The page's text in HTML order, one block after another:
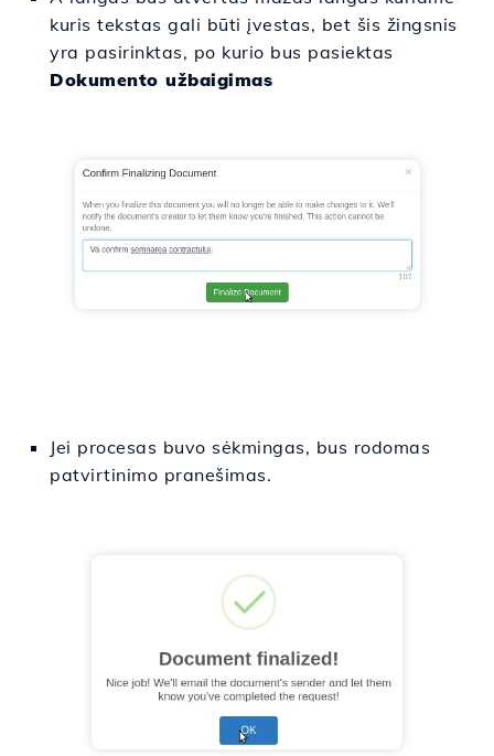
kuris tekstas gali būti įvestas, bet šis žingsnis
yra pasirinktas, po kurio bus pasiektas
Dokumento užbaigimas
Jei procesas buvo sėkmingas, bus rodomas
patvirtinimo pranešimas.